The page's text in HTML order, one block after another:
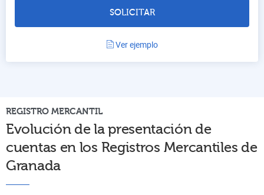
SOLICITAR
Ver ejemplo
REGISTRO MERCANTIL
Evolución de la presentación de
cuentas en los Registros Mercantiles de
Granada